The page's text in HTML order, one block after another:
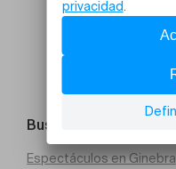
Buscar un evento
Espectáculos en Ginebra